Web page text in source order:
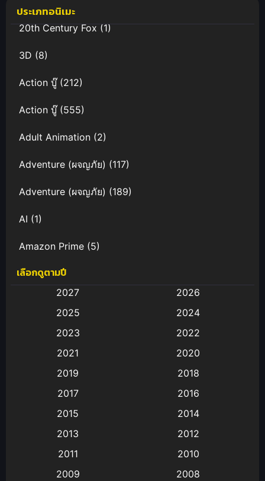
ประเภทอนิเมะ
20th Century Fox(1)
3D (8)
Action บู๊(212)
Action บู๊(555)
Adult Animation (2)
Adventure (ผจญภัย) (117)
Adventure (ผจญภัย) (189)
AI (1)
Amazon Prime (5)
Anal (ประตูหลัง)
Animation การ์ตูน
Animation อนิเมะ
Animation แอนิเมชัน
(9)
เลือกดูตามปี
2027
2026
2025
2024
2023
2022
2021
2020
2019
2018
2017
2016
2015
2014
2013
2012
2011
2010
2009
2008